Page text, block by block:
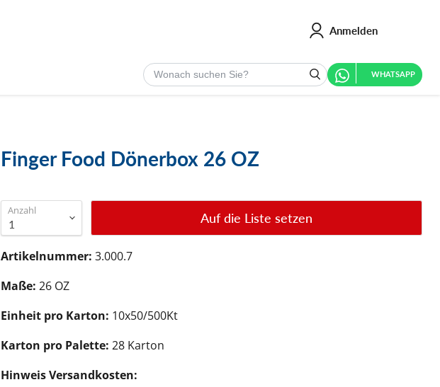
Anmelden
Suchen WHATSAPP
Finger Food Dönerbox 26 OZ
Anzahl Auf die Liste setzen
Artikelnummer: 3.000.7
Maße: 26 OZ
Einheit pro Karton: 10x50/500Kt
Karton pro Palette: 28 Karton
Hinweis Versandkosten: